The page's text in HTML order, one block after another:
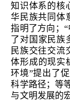
知识体系的核
华民族共同体
指明了方向；
了对国家民族
民族交往交流
体形成的现实
环境”提出了
科学路径；等
与文明发展的